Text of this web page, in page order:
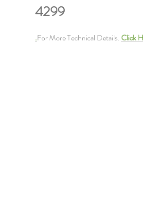
4299
For More Technical Details. Click